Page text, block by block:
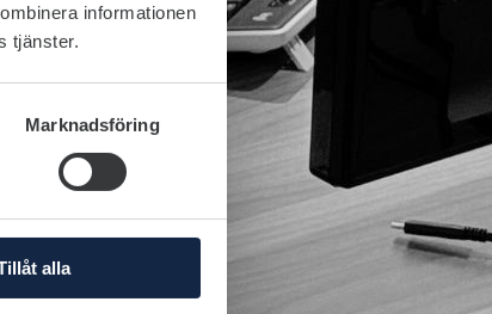
informationen
tjänster.
Marknadsföring
alla